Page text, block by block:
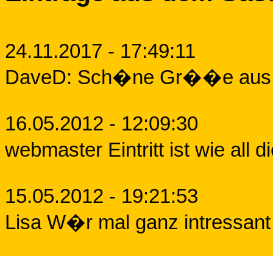
24.11.2017 - 17:49:11
DaveD: Sch�ne Gr��e aus
16.05.2012 - 12:09:30
webmaster Eintritt ist wie all
15.05.2012 - 19:21:53
Lisa W�r mal ganz